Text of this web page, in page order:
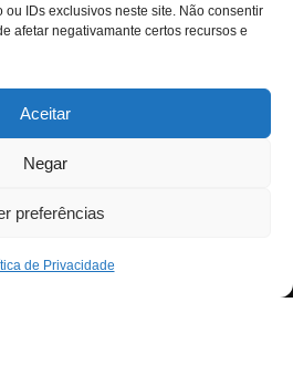
IDs exclusivos neste site. Não consentir
afetar negativamante certos recursos e
Aceitar
Negar
preferências
de Privacidade
comWordPress